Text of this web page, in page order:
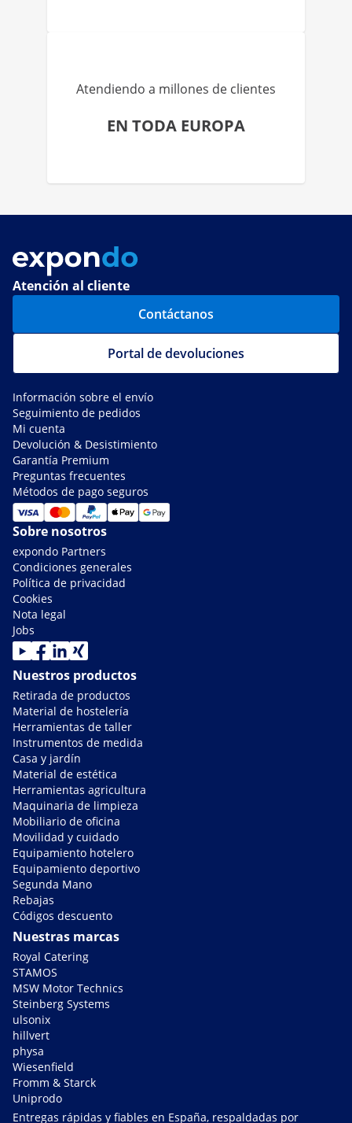
Atendiendo a millones de clientes
EN TODA EUROPA
Atención al cliente
Contáctanos
Portal de devoluciones
Información sobre el envío
Seguimiento de pedidos
Mi cuenta
Devolución & Desistimiento
Garantía Premium
Preguntas frecuentes
Métodos de pago seguros
Sobre nosotros
expondo Partners
Condiciones generales
Política de privacidad
Cookies
Nota legal
Jobs
Nuestros productos
Retirada de productos
Material de hostelería
Herramientas de taller
Instrumentos de medida
Casa y jardín
Material de estética
Herramientas agricultura
Maquinaria de limpieza
Mobiliario de oficina
Movilidad y cuidado
Equipamiento hotelero
Equipamiento deportivo
Segunda Mano
Rebajas
Códigos descuento
Nuestras marcas
Royal Catering
STAMOS
MSW Motor Technics
Steinberg Systems
ulsonix
hillvert
physa
Wiesenfield
Fromm & Starck
Uniprodo
Entregas rápidas y fiables en España, respaldadas por